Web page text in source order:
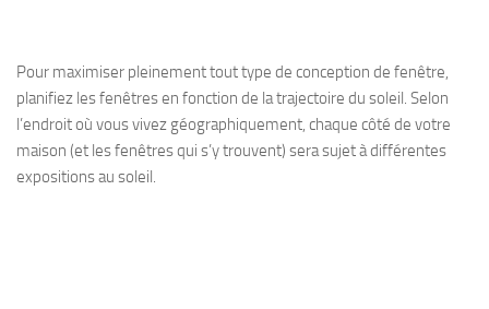
Pour maximiser pleinement tout type de conception de fenêtre,
planifiez les fenêtres en fonction de la trajectoire du soleil. Selon
l’endroit où vous vivez géographiquement, chaque côté de votre
maison (et les fenêtres qui s’y trouvent) sera sujet à différentes
expositions au soleil.